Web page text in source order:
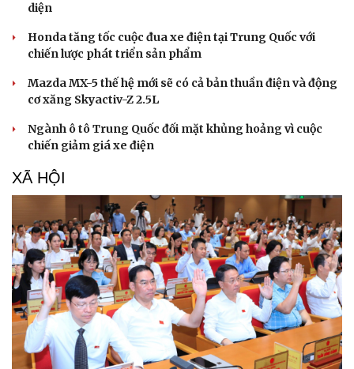
diện
Honda tăng tốc cuộc đua xe điện tại Trung Quốc với
chiến lược phát triển sản phẩm
Mazda MX-5 thế hệ mới sẽ có cả bản thuần điện và động
cơ xăng Skyactiv-Z 2.5L
Ngành ô tô Trung Quốc đối mặt khủng hoảng vì cuộc
chiến giảm giá xe điện
XÃ HỘI